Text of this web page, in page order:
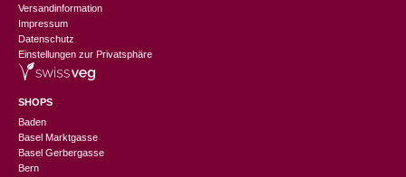
Versandinformation
Impressum
Datenschutz
Einstellungen zur Privatsphäre
SHOPS
Baden
Basel Marktgasse
Basel Gerbergasse
Bern